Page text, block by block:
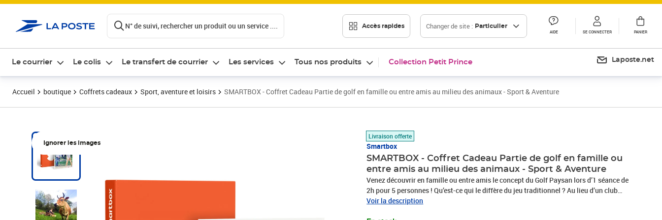
N° de suivi, rechercher un produit ou un service .... Accès rapides Changer de site : Particulier
AIDE SE CONNECTER PANIER
Le courrier Le colis Le transfert de courrier Les services Tous nos produits Collection Petit Prince Laposte.net
Accueil boutique Coffrets cadeaux Sport, aventure et loisirs SMARTBOX - Coffret Cadeau Partie de golf en famille ou entre amis au milieu des animaux - Sport & Aventure
Ignorer les images
Livraison offerte
Smartbox
SMARTBOX - Coffret Cadeau Partie de golf en famille ou
entre amis au milieu des animaux - Sport & Aventure
Venez découvrir en famille ou entre amis le concept du Golf Paysan lors d’1 séance de
2h pour 5 personnes ! Qu’est-ce qui le diffère du jeu traditionnel ? Au lieu d’un club
classique, le vôtre sera en bois et vous aurez à votre disposition des petits ballons à
Voir la description
Prix 59,90€